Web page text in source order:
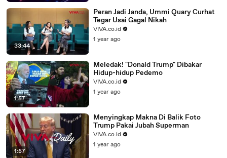
33:44
Peran Jadi Janda, Ummi Quary Curhat
Tegar Usai Gagal Nikah
VIVA.co.id
1 year ago
1:57
Meledak! "Donald Trump" Dibakar
Hidup-hidup Pedemo
VIVA.co.id
1 year ago
1:57
Menyingkap Makna Di Balik Foto
Trump Pakai Jubah Superman
VIVA.co.id
1 year ago